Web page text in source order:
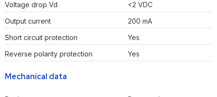
Voltage drop Vd
<2 VDC
Output current
200 mA
Short circuit protection
Yes
Reverse polarity protection
Yes
Mechanical data